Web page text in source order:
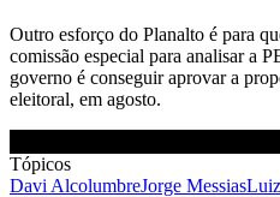
Outro esforço do Planalto é para
comissão especial para analisar a
governo é conseguir aprovar a
eleitoral, em agosto.
Tópicos
Davi AlcolumbreJorge Messias